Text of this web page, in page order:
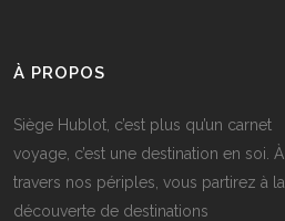
À PROPOS
Siège Hublot, c’est plus qu’un carnet
voyage, c’est une destination en soi. À
travers nos périples, vous partirez à la
découverte de destinations